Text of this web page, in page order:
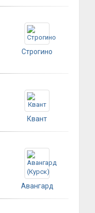
Строгино
Квант
Авангард